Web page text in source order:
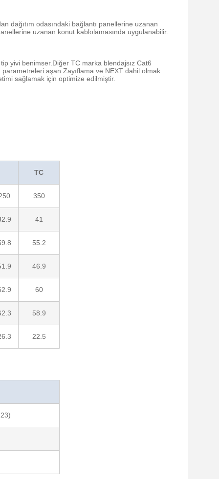
dağıtım odasındaki bağlantı panellerine uzanan
uzanan konut kablolamasında uygulanabilir.
yivi benimser.Diğer TC marka blendajsız Cat6
parametreleri aşan Zayıflama ve NEXT dahil olmak
sağlamak için optimize edilmiştir.
TC
350
41
55.2
46.9
60
58.9
22.5